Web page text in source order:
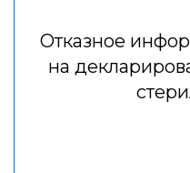
Отказное
на